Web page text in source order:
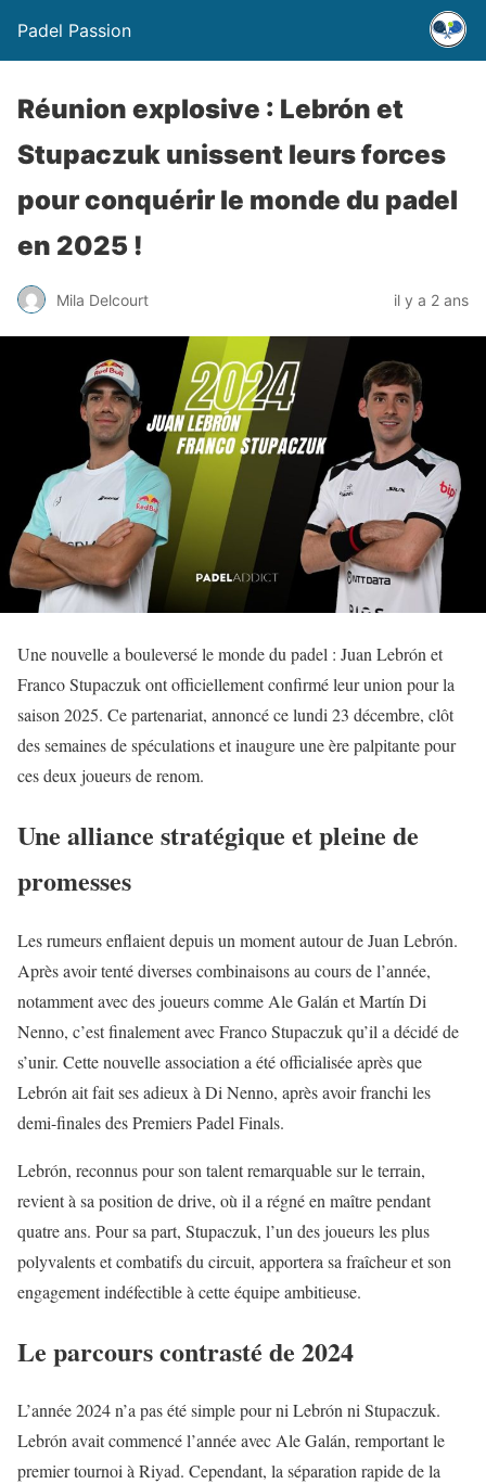
Padel Passion
Réunion explosive : Lebrón et
Stupaczuk unissent leurs forces
pour conquérir le monde du padel
en 2025 !
Mila Delcourt il y a 2 ans
Une nouvelle a bouleversé le monde du padel : Juan Lebrón et
Franco Stupaczuk ont officiellement confirmé leur union pour la
saison 2025. Ce partenariat, annoncé ce lundi 23 décembre, clôt
des semaines de spéculations et inaugure une ère palpitante pour
ces deux joueurs de renom.
Une alliance stratégique et pleine de
promesses
Les rumeurs enflaient depuis un moment autour de Juan Lebrón.
Après avoir tenté diverses combinaisons au cours de l’année,
notamment avec des joueurs comme Ale Galán et Martín Di
Nenno, c’est finalement avec Franco Stupaczuk qu’il a décidé de
s’unir. Cette nouvelle association a été officialisée après que
Lebrón ait fait ses adieux à Di Nenno, après avoir franchi les
demi-finales des Premiers Padel Finals.
Lebrón, reconnus pour son talent remarquable sur le terrain,
revient à sa position de drive, où il a régné en maître pendant
quatre ans. Pour sa part, Stupaczuk, l’un des joueurs les plus
polyvalents et combatifs du circuit, apportera sa fraîcheur et son
engagement indéfectible à cette équipe ambitieuse.
Le parcours contrasté de 2024
L’année 2024 n’a pas été simple pour ni Lebrón ni Stupaczuk.
Lebrón avait commencé l’année avec Ale Galán, remportant le
premier tournoi à Riyad. Cependant, la séparation rapide de la